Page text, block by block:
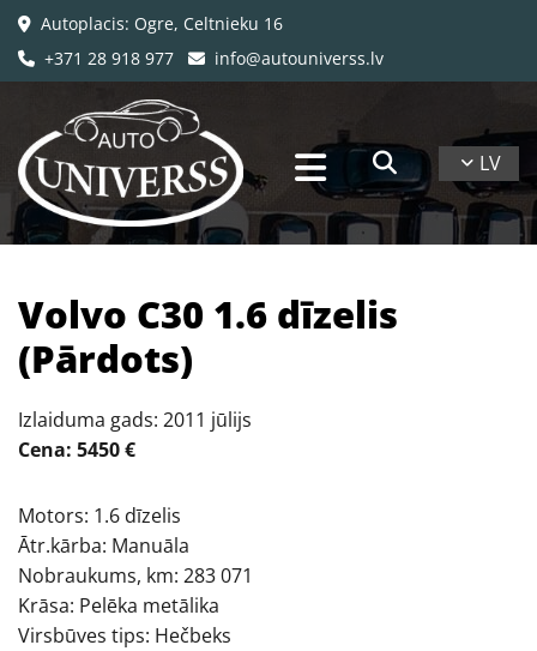
 Autoplacis: Ogre, Celtnieku 16
 +371 28 918 977  info@autouniverss.lv
LV
Volvo C30 1.6 dīzelis
(Pārdots)
Izlaiduma gads: 2011 jūlijs
Cena: 5450 €
Motors: 1.6 dīzelis
Ātr.kārba: Manuāla
Nobraukums, km: 283 071
Krāsa: Pelēka metālika
Virsbūves tips: Hečbeks